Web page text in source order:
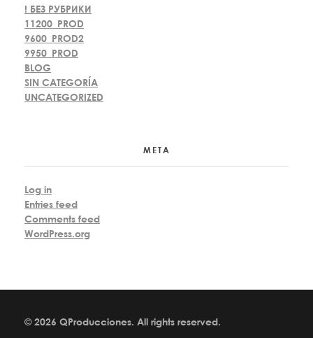
! БЕЗ РУБРИКИ
11200_PROD
9600_PROD2
9950_PROD
BLOG
SIN CATEGORÍA
UNCATEGORIZED
META
Log in
Entries feed
Comments feed
WordPress.org
© 2026 QProducciones. All rights reserved.